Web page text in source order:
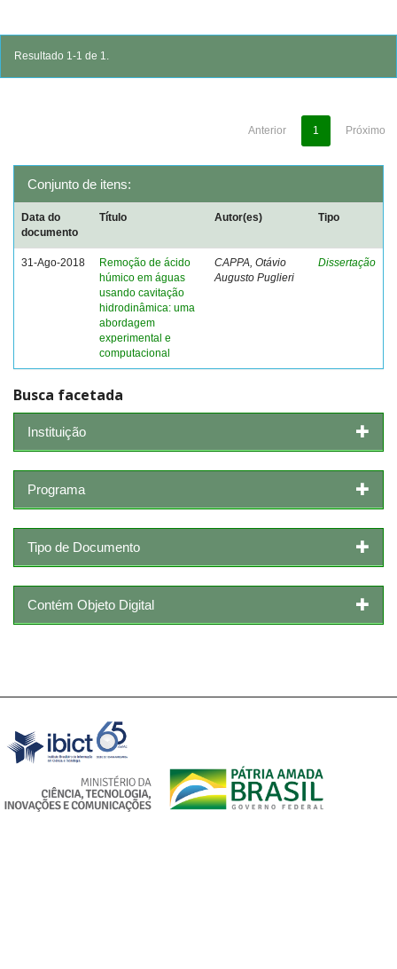
Resultado 1-1 de 1.
Anterior 1 Próximo
Conjunto de itens:
Data do
documento
Título Autor(es) Tipo
31-Ago-2018
Remoção de ácido
húmico em águas
usando cavitação
hidrodinâmica: uma
abordagem
experimental e
computacional
CAPPA, Otávio
Augusto Puglieri
Dissertação
Busca facetada
Instituição
Programa
Tipo de Documento
Contém Objeto Digital